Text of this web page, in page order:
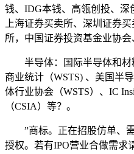
钱、IDG本钱、高瓴创投、深
上海证券买卖所、深圳证券
所，中国证券投资基金业协会
半导体：国际半导体和材
商业统计（WSTS) 、美国半
体行业协会（WSTS）、IC
（CSIA）等？。
”商标。正在招股仿单、需
授权。若有IPO营业合做需求